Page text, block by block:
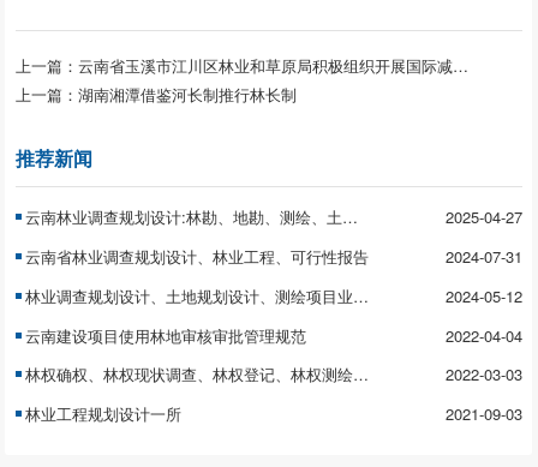
上一篇：
云南省玉溪市江川区林业和草原局积极组织开展国际减灾日活动
上一篇：湖南湘潭借鉴河长制推行林长制
推荐新闻
云南林业调查规划设计:林勘、地勘、测绘、土地规划
2025-04-27
云南省林业调查规划设计、林业工程、可行性报告
2024-07-31
林业调查规划设计、土地规划设计、测绘项目业务合作、代理
2024-05-12
云南建设项目使用林地审核审批管理规范
2022-04-04
林权确权、林权现状调查、林权登记、林权测绘、林权登记代办
2022-03-03
林业工程规划设计一所
2021-09-03